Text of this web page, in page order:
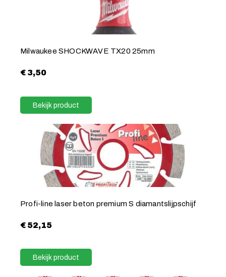
Milwaukee SHOCKWAVE TX20 25mm
€3,50
Bekijk product
Profi-line laser beton premium S diamantslijpschijf
€52,15
Bekijk product